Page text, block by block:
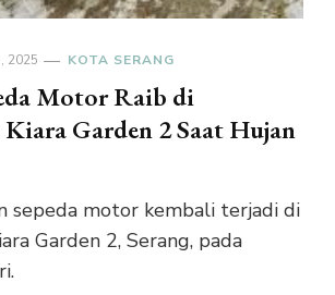
2025 KOTA SERANG
Motor Raib di
Garden 2 Saat Hujan
sepeda motor kembali terjadi di
Garden 2, Serang, pada